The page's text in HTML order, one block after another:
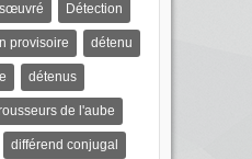
Détection
provisoire détenu
détenus
de l'aube
différend conjugal